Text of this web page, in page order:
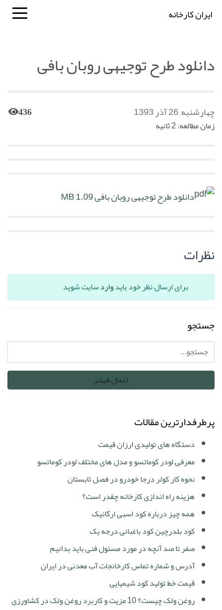
ایران کارخانه
دانلود طرح توجیهی روبان بافی
چهارشنبه, 26 آذر 1393 436
زمان مطالعه: 2 ثانیه
دانلود طرح توجیهی روبان بافی1.09 MB
نظرات
برای ارسال نظر خود بایدواردسایت شوید
جستجو
پرطرفدارترین مقالات
دستگاه های تولیدی ارزان قیمت
معرفی لودر کوماتسو و مدل های مختلف لودر کوماتسو
نحوه کار کولر درجا خودرو در فصل تابستان
هزینه راه اندازی کارخانه چقدر است؟
همه چیز درباره کود اسبی ارگانیک
کود بلدرچین کود باغبانی درجه یک
صفر تا صد آنچه در مورد مسئول فنی باید بدانیم
آدرس و شماره تماس کارخانجات آب معدنی در ایران
قیمت خط تولید کود شیمیایی
روغن ولک چیست؟ 10 مزیت و کاربرد روغن ولک در کشاورزی